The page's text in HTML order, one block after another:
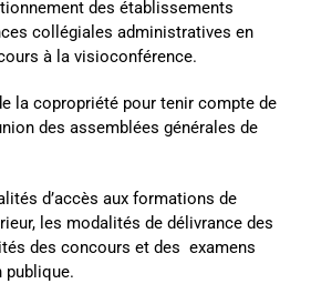
des établissements
collégiales administratives en
à la visioconférence.
la copropriété pour tenir compte de
des assemblées générales de
d’accès aux formations de
les modalités de délivrance des
des concours et des examens
publique.